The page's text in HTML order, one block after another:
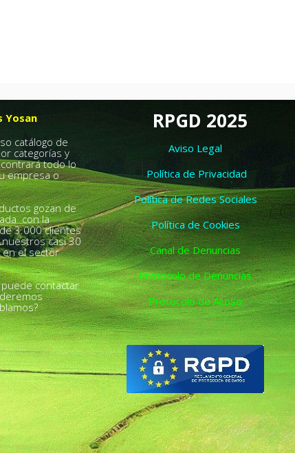
Yosan
catálogo de
categorías y
todo lo
empresa o
gozan de
con la
3.000 clientes
casi 30
el sector
contactar
RPGD 2025
Aviso Legal
Política de Privacidad
Política de Redes Sociales
Política de Cookies
Canal de Denuncias
Protocolo de Denuncias
Protocolo de Acoso